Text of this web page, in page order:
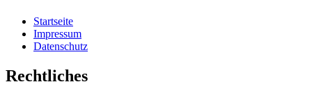
Startseite
Impressum
Datenschutz
Rechtliches